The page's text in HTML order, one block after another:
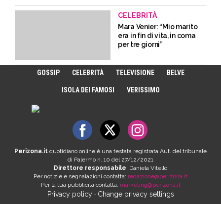
CELEBRITÀ
Mara Venier: “Mio marito
era in fin di vita, in coma
per tre giorni”
GOSSIP CELEBRITÀ TELEVISIONE BELVE
ISOLA DEI FAMOSI VERISSIMO
Perizona.it quotidiano online è una testata registrata Aut. del tribunale
di Palermo n. 10 del 27/12/2021
Direttore responsabile: Daniela Vitello
Per notizie e segnalazioni contatta: redazione@perizona.it
Per la tua pubblicità contatta: marketing@perizona.it
Privacy policy- Change privacy settings